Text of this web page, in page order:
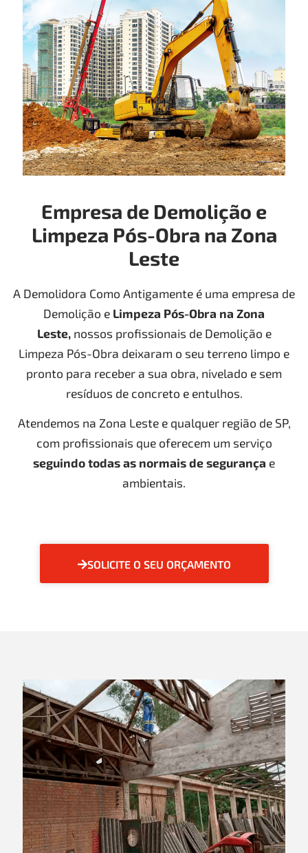
Empresa de Demolição e
Limpeza Pós-Obra na Zona
Leste
A Demolidora Como Antigamente é uma empresa de
Demolição e Limpeza Pós-Obra na Zona
Leste, nossos profissionais de Demolição e
Limpeza Pós-Obra deixaram o seu terreno limpo e
pronto para receber a sua obra, nivelado e sem
resíduos de concreto e entulhos.
Atendemos na Zona Leste e qualquer região de SP,
com profissionais que oferecem um serviço
seguindo todas as normais de segurança e
ambientais.
SOLICITE O SEU ORÇAMENTO